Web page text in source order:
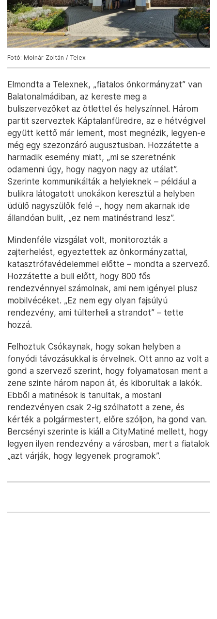
Fotó: Molnár Zoltán / Telex
Elmondta a Telexnek, „fiatalos önkormányzat” van
Balatonalmádiban, az kereste meg a
buliszervezőket az ötlettel és helyszínnel. Három
partit szerveztek Káptalanfüredre, az e hétvégivel
együtt kettő már lement, most megnézik, legyen-e
még egy szezonzáró augusztusban. Hozzátette a
harmadik esemény miatt, „mi se szeretnénk
odamenni úgy, hogy nagyon nagy az utálat”.
Szerinte kommunikálták a helyieknek – például a
bulikra látogatott unokákon keresztül a helyben
üdülő nagyszülők felé –, hogy nem akarnak ide
állandóan bulit, „ez nem matinéstrand lesz”.
Mindenféle vizsgálat volt, monitorozták a
zajterhelést, egyeztettek az önkormányzattal,
katasztrófavédelemmel előtte – mondta a szervező.
Hozzátette a buli előtt, hogy 800 fős
rendezvénnyel számolnak, ami nem igényel plusz
mobilvécéket. „Ez nem egy olyan fajsúlyú
rendezvény, ami túlterheli a strandot” – tette
hozzá.
Felhoztuk Csókaynak, hogy sokan helyben a
fonyódi távozásukkal is érvelnek. Ott anno az volt a
gond a szervező szerint, hogy folyamatosan ment a
zene szinte három napon át, és kiborultak a lakók.
Ebből a matinésok is tanultak, a mostani
rendezvényen csak 2-ig szólhatott a zene, és
kérték a polgármestert, előre szóljon, ha gond van.
Bercsényi szerinte is kiáll a CityMatiné mellett, hogy
legyen ilyen rendezvény a városban, mert a fiatalok
„azt várják, hogy legyenek programok”.